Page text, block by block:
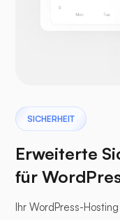
SICHERHEIT
Erweiterte
für
Ihr WordPress-